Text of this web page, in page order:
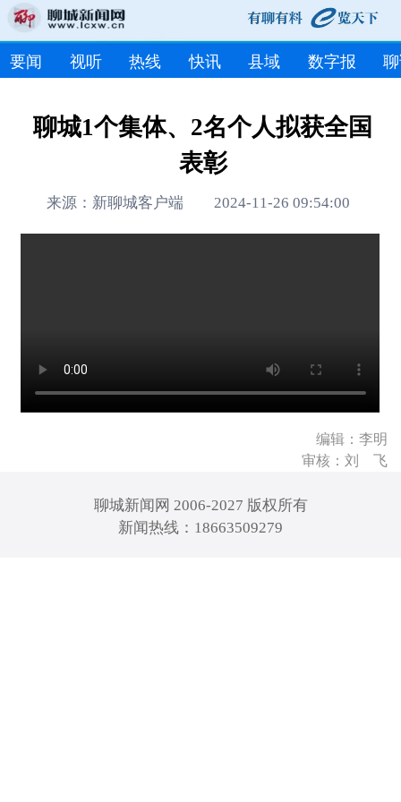
要闻 视听 热线 快讯 县域 数字报
聊城1个集体、2名个人拟获全国
表彰
来源：新聊城客户端 2024-11-26 09:54:00
编辑：李明
审核：刘 飞
聊城新闻网 2006-2027 版权所有
新闻热线：18663509279